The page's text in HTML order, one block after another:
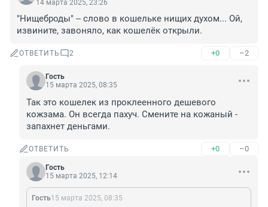
14 марта 2025, 23:26
"Нищеброды" -- слово в кошельке нищих духом... Ой,
извините, завоняло, как кошелёк открыли.
ОТВЕТИТЬ 2 +0 –2
Гость
15 марта 2025, 08:35
Так это кошелек из проклеенного дешевого
кожзама. Он всегда пахуч. Смените на кожаный -
запахнет деньгами.
ОТВЕТИТЬ +0 –0
Гость
15 марта 2025, 12:14
Гость15 марта 2025, 08:35